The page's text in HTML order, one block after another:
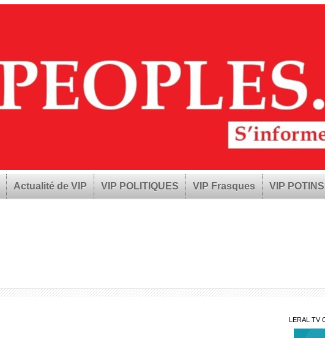
Actualité de VIP VIP POLITIQUES VIP Frasques VIP POTINS
LERAL TV